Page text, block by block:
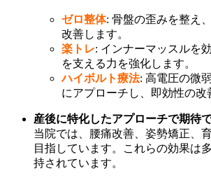
ゼロ整体: 骨盤の歪みを整え
改善します。
楽トレ: インナーマッスルを
を支える力を強化します。
ハイボルト療法: 高電圧の微
にアプローチし、即効性の改
産後に特化したアプローチで期待
当院では、腰痛改善、姿勢矯正、
目指しています。これらの効果は
持されています。